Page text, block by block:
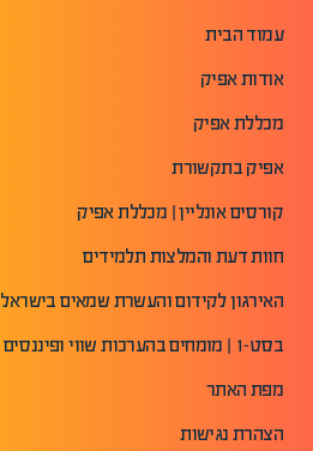
עמוד הבית
אודות אפיק
מכללת אפיק
אפיק בתקשורת
קורסים אונליין | מכללת אפיק
חוות דעת והמלצות תלמידים
האירגון לקידום והעשרת שמאים בישראל
בסט-1 | מומחים בהערכות שווי ופיננסים
מפת האתר
הצהרת נגישות